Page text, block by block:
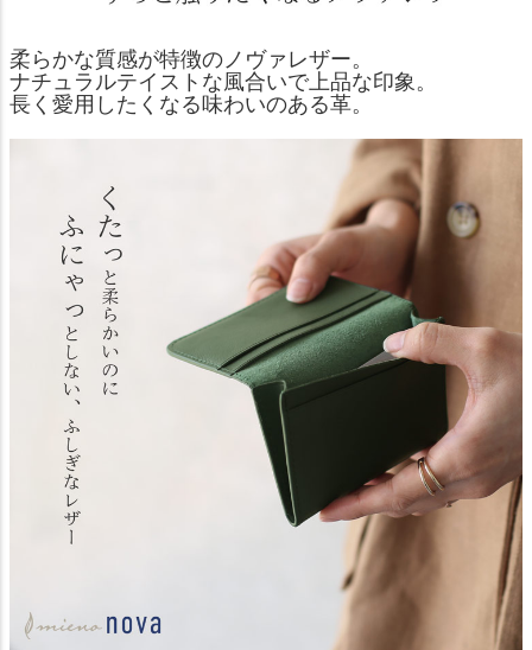
柔らかな質感が特徴のノヴァレザー。
ナチュラルテイストな風合いで上品な印象。
長く愛用したくなる味わいのある革。